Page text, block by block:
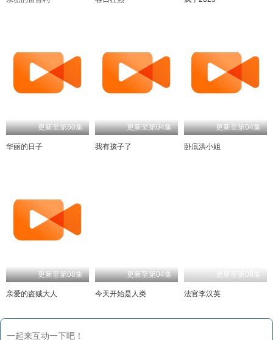
华丽的日子
更新至第04集
我有孩子了
更新至第04集
卧底洪小姐
更新至第08集
亲爱的盗贼大人
更新至第04集
今天开始是人类
更新至第08集
法官李汉英